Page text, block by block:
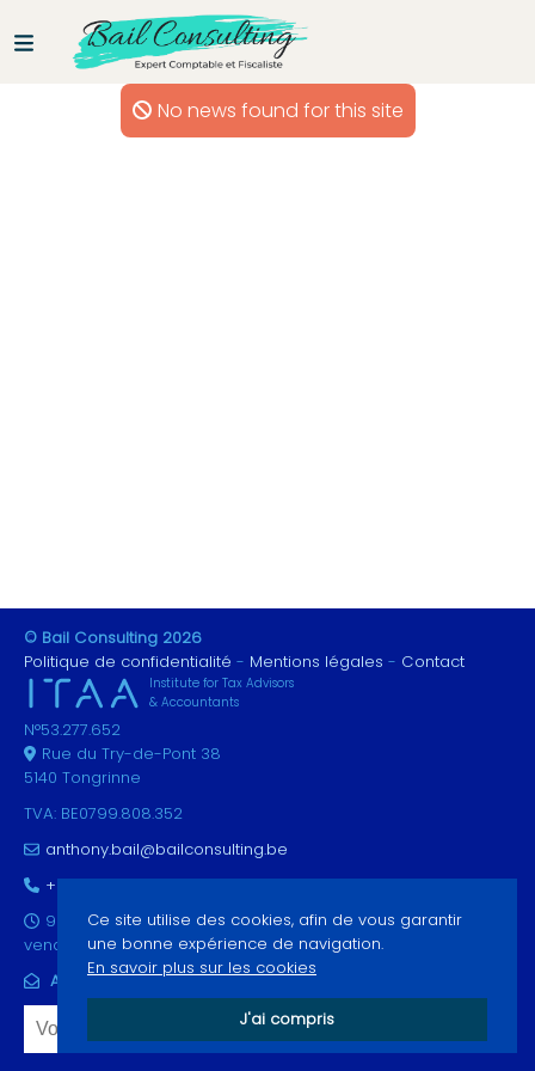
No news found for this site
© Bail Consulting 2026
Politique de confidentialité
Mentions légales Contact
Institute for Tax Advisors
& Accountants
N°53.277.652
Rue du Try-de-Pont 38
5140 Tongrinne
TVA: BE0799.808.352
anthony.bail@bailconsulting.be
+32 491 59 72 86
9 à 12h & 13 à 17h du lundi au
vendredi
ABONNEZ-VOUS À NOTRE NEWSLETTER
Ce site utilise des cookies, afin de vous garantir
une bonne expérience de navigation.
En savoir plus sur les cookies
J'ai compris